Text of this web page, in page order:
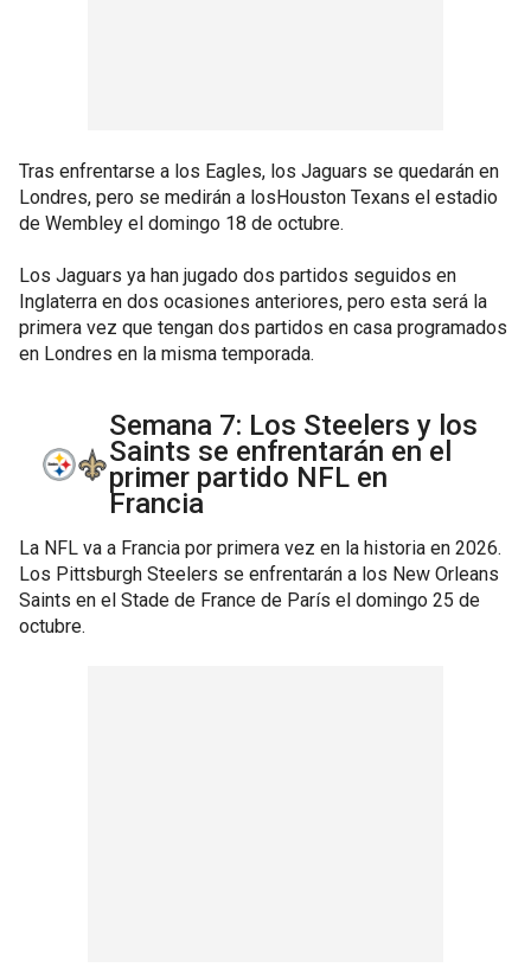
Tras enfrentarse a los Eagles, los Jaguars se quedarán en
Londres, pero se medirán a losHouston Texans el estadio
de Wembley el domingo 18 de octubre.
Los Jaguars ya han jugado dos partidos seguidos en
Inglaterra en dos ocasiones anteriores, pero esta será la
primera vez que tengan dos partidos en casa programados
en Londres en la misma temporada.
Semana 7: Los Steelers y los
Saints se enfrentarán en el
primer partido NFL en
Francia
La NFL va a Francia por primera vez en la historia en 2026.
Los Pittsburgh Steelers se enfrentarán a los New Orleans
Saints en el Stade de France de París el domingo 25 de
octubre.